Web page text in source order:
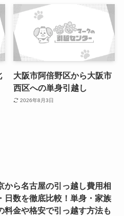
大阪市阿倍野区から大阪市
西区への単身引越し
2026年8月3日
から名古屋の引っ越し費用相
日数を徹底比較！単身・家族
料金や格安で引っ越す方法も